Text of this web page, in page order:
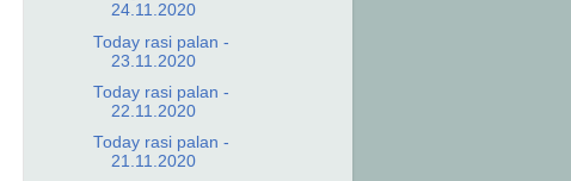
24.11.2020
Today rasi palan -
23.11.2020
Today rasi palan -
22.11.2020
Today rasi palan -
21.11.2020